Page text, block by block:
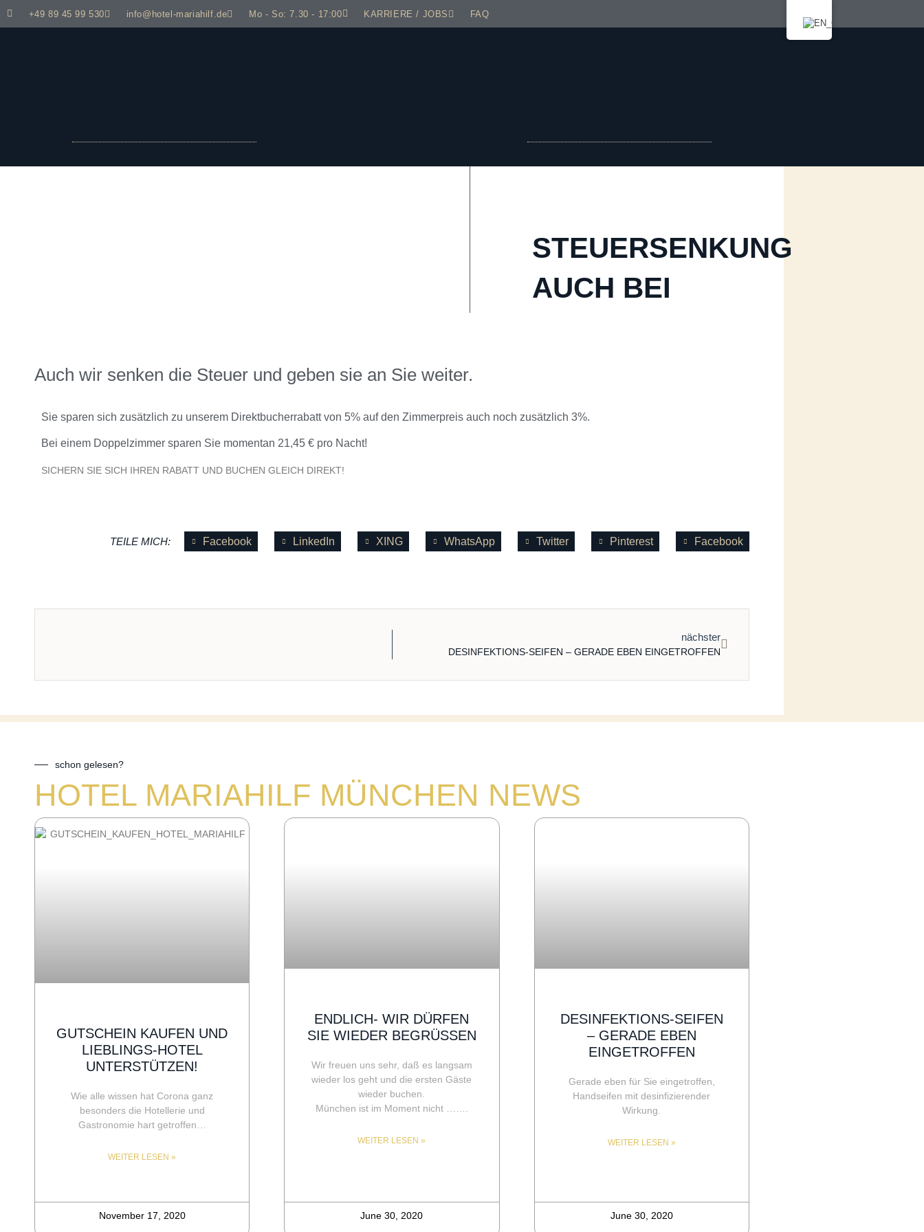
+49 89 45 99 530 info@hotel-mariahilf.de Mo - So: 7.30 - 17:00 KARRIERE / JOBS FAQ
STEUERSENKUNG
AUCH BEI
Auch wir senken die Steuer und geben sie an Sie weiter.
Sie sparen sich zusätzlich zu unserem Direktbucherrabatt von 5% auf den Zimmerpreis auch noch zusätzlich 3%.
Bei einem Doppelzimmer sparen Sie momentan 21,45 € pro Nacht!
SICHERN SIE SICH IHREN RABATT UND BUCHEN GLEICH DIREKT!
TEILE MICH: Facebook LinkedIn XING WhatsApp Twitter Pinterest Facebook
nächster
DESINFEKTIONS-SEIFEN – GERADE EBEN EINGETROFFEN
schon gelesen?
HOTEL MARIAHILF MÜNCHEN NEWS
GUTSCHEIN KAUFEN UND
LIEBLINGS-HOTEL
UNTERSTÜTZEN!
Wie alle wissen hat Corona ganz
besonders die Hotellerie und
Gastronomie hart getroffen…
WEITER LESEN »
November 17, 2020
ENDLICH- WIR DÜRFEN
SIE WIEDER BEGRÜSSEN
Wir freuen uns sehr, daß es langsam
wieder los geht und die ersten Gäste
wieder buchen.
München ist im Moment nicht …….
WEITER LESEN »
June 30, 2020
DESINFEKTIONS-SEIFEN
– GERADE EBEN
EINGETROFFEN
Gerade eben für Sie eingetroffen,
Handseifen mit desinfizierender
Wirkung.
WEITER LESEN »
June 30, 2020